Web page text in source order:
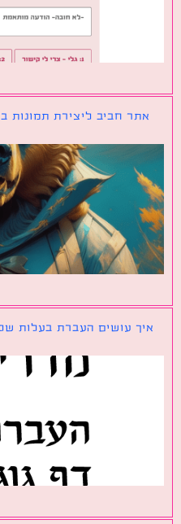
חביב ליצירת תמונות
עושים העברת בעלות של דף